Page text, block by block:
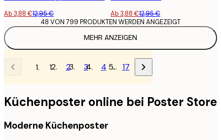
Ab 3,88 €12,95 € Ab 3,88 €12,95 €
MEHR ANZEIGEN
48 VON 799 PRODUKTEN WERDEN ANGEZEIGT
1 2 3 4 … 17
Küchenposter online bei Poster Store
Moderne Küchenposter